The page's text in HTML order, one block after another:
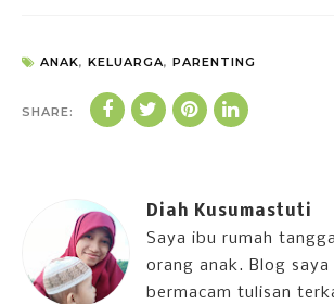
ANAK, KELUARGA, PARENTING
SHARE:
Diah Kusumastuti
Saya ibu rumah
orang anak. Blog saya
bermacam tulisan